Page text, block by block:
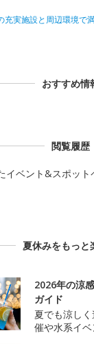
実施設と周辺環境で
おすすめ情
閲覧履歴
イベント&スポット
夏休みをもっと
2026年の涼
ガイド
夏でも涼し
催や水系イ